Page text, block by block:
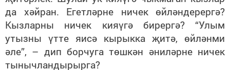
да хәйран. Егетләрне ничек өйләндерергә?
Кызларны ничек кияүгә бирергә? “Улым
утызны үтте яисә кырыкка җитә, өйләнми
әле”, – дип борчуга төшкән әниләрне ничек
тынычландырырга?